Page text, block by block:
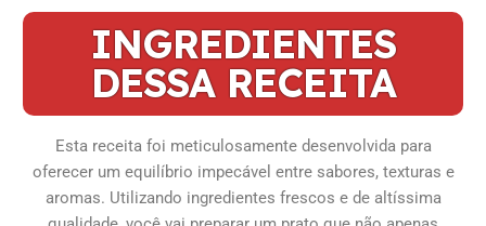
INGREDIENTES
DESSA RECEITA
Esta receita foi meticulosamente desenvolvida para
oferecer um equilíbrio impecável entre sabores, texturas e
aromas. Utilizando ingredientes frescos e de altíssima